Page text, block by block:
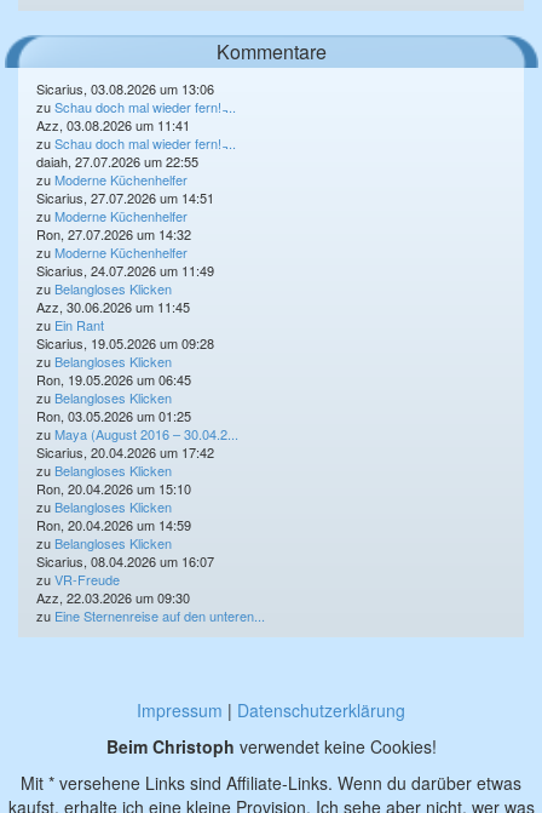
Kommentare
Sicarius, 03.08.2026 um 13:06
zuSchau doch mal wieder fern! ̵...
Azz, 03.08.2026 um 11:41
zuSchau doch mal wieder fern! ̵...
daiah, 27.07.2026 um 22:55
zuModerne Küchenhelfer
Sicarius, 27.07.2026 um 14:51
zuModerne Küchenhelfer
Ron, 27.07.2026 um 14:32
zuModerne Küchenhelfer
Sicarius, 24.07.2026 um 11:49
zu Belangloses Klicken
Azz, 30.06.2026 um 11:45
zu Ein Rant
Sicarius, 19.05.2026 um 09:28
zu Belangloses Klicken
Ron, 19.05.2026 um 06:45
zu Belangloses Klicken
Ron, 03.05.2026 um 01:25
zuMaya (August 2016 – 30.04.2...
Sicarius, 20.04.2026 um 17:42
zu Belangloses Klicken
Ron, 20.04.2026 um 15:10
zu Belangloses Klicken
Ron, 20.04.2026 um 14:59
zu Belangloses Klicken
Sicarius, 08.04.2026 um 16:07
zuVR-Freude
Azz, 22.03.2026 um 09:30
zu Eine Sternenreise auf den unteren...
Impressum | Datenschutzerklärung
Beim Christoph verwendet keine Cookies!
Mit * versehene Links sind Affiliate-Links. Wenn du darüber etwas
kaufst, erhalte ich eine kleine Provision. Ich sehe aber nicht, wer was